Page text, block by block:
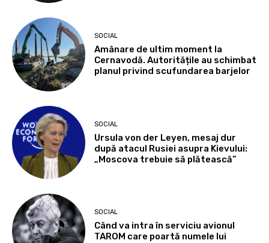
SOCIAL
Amânare de ultim moment la
Cernavodă. Autoritățile au schimbat
planul privind scufundarea barjelor
SOCIAL
Ursula von der Leyen, mesaj dur
după atacul Rusiei asupra Kievului:
„Moscova trebuie să plătească”
SOCIAL
Când va intra în serviciu avionul
TAROM care poartă numele lui